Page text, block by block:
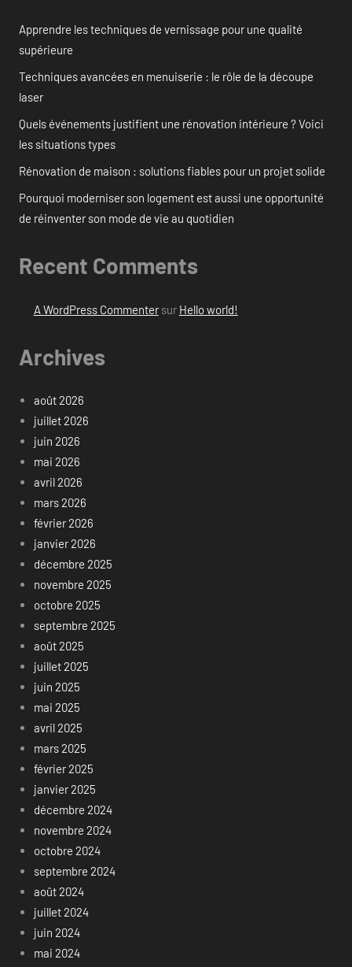
Apprendre les techniques de vernissage pour une qualité
supérieure
Techniques avancées en menuiserie : le rôle de la découpe
laser
Quels événements justifient une rénovation intérieure ? Voici
les situations types
Rénovation de maison : solutions fiables pour un projet solide
Pourquoi moderniser son logement est aussi une opportunité
de réinventer son mode de vie au quotidien
Recent Comments
A WordPress Commentersur Hello world!
Archives
août 2026
juillet 2026
juin 2026
mai 2026
avril 2026
mars 2026
février 2026
janvier 2026
décembre 2025
novembre 2025
octobre 2025
septembre 2025
août 2025
juillet 2025
juin 2025
mai 2025
avril 2025
mars 2025
février 2025
janvier 2025
décembre 2024
novembre 2024
octobre 2024
septembre 2024
août 2024
juillet 2024
juin 2024
mai 2024